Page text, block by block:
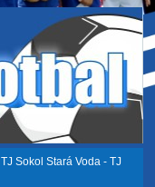
TJ Sokol Stará Voda - TJ